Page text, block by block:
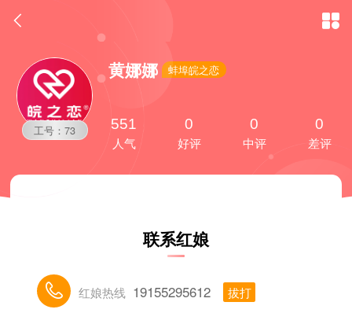

工号：73
黄娜娜 蚌埠皖之恋
551
人气
0
好评
0
中评
0
差评
联系红娘
 红娘热线 19155295612 拔打
